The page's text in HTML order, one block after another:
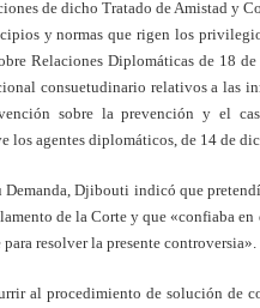
de dicho Tratado de Amistad y
y normas que rigen los
Relaciones Diplomáticas de 18
consuetudinario relativos a las
sobre la prevención y el
los agentes diplomáticos, de 14 de
Demanda, Djibouti indicó que
de la Corte y que «confiaba en
resolver la presente
al procedimiento de solución de